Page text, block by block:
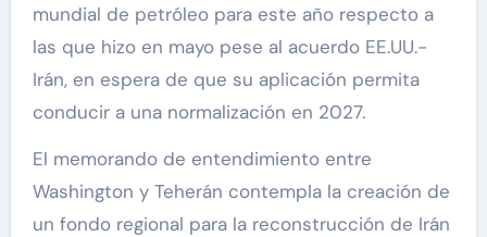
mundial de petróleo para este año respecto a
las que hizo en mayo pese al acuerdo EE.UU.-
Irán, en espera de que su aplicación permita
conducir a una normalización en 2027.
El memorando de entendimiento entre
Washington y Teherán contempla la creación de
un fondo regional para la reconstrucción de Irán